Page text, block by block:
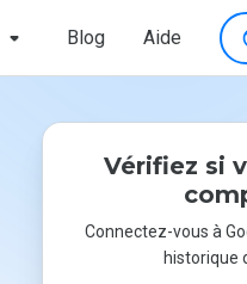
Blog Aide
Vérifiez si
Connectez-vous à
historique